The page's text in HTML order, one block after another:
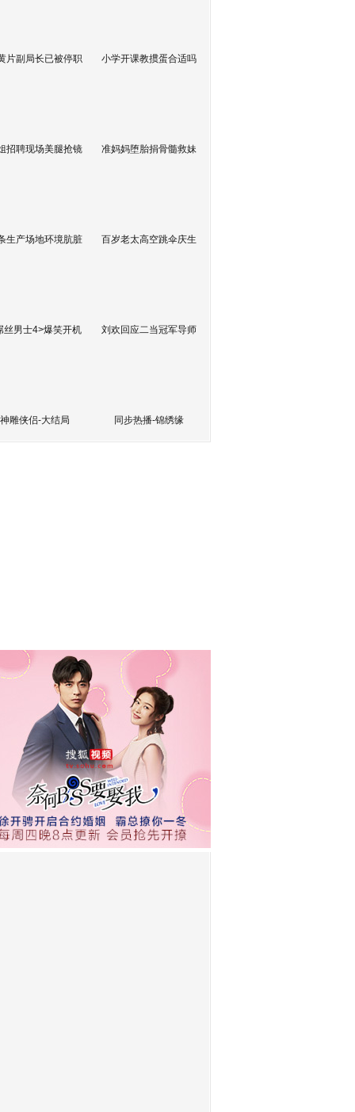
片副局长已被停职 小学开课教掼蛋合适吗
招聘现场美腿抢镜 准妈妈堕胎捐骨髓救妹
生产场地环境肮脏 百岁老太高空跳伞庆生
丝男士4>爆笑开机 刘欢回应二当冠军导师
神雕侠侣-大结局 同步热播-锦绣缘